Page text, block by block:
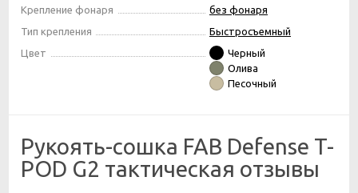
Крепление фонаря
без фонаря
Тип крепления
Быстросъемный
Цвет
Черный
Олива
Песочный
Рукоять-сошка FAB Defense T-
POD G2 тактическая отзывы